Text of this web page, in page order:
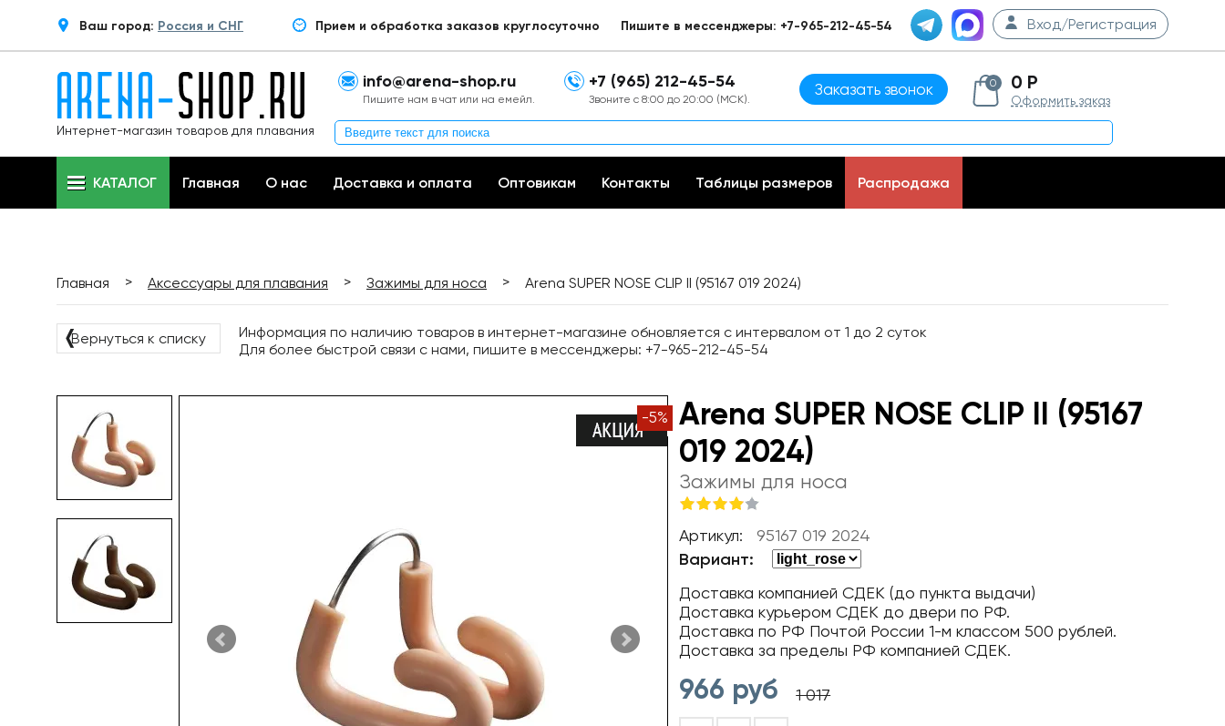
Ваш город: Россия и СНГ Прием и обработка заказов круглосуточно Пишите в мессенджеры: +7-965-212-45-54 Вход/Регистрация
Интернет-магазин товаров для плавания
info@arena-shop.ru
Пишите нам в чат или на емейл.
+7 (965) 212-45-54
Звоните с 8:00 до 20:00 (МСК).
Заказать звонок 0 0 Р
Оформить заказ
КАТАЛОГ Главная О нас Доставка и оплата Оптовикам Контакты Таблицы размеров Распродажа
Главная > Аксессуары для плавания > Зажимы для носа > Arena SUPER NOSE CLIP II (95167 019 2024)
❬Вернуться к списку
Информация по наличию товаров в интернет-магазине обновляется с интервалом от 1 до 2 суток
Для более быстрой связи с нами, пишите в мессенджеры: +7-965-212-45-54
-5%
Arena SUPER NOSE CLIP II (95167
019 2024)
Зажимы для носа
Артикул: 95167 019 2024
Вариант:
Доставка компанией СДЕК (до пункта выдачи)
Доставка курьером СДЕК до двери по РФ.
Доставка по РФ Почтой России 1-м классом 500 рублей.
Доставка за пределы РФ компанией СДЕК.
966 руб 1 017